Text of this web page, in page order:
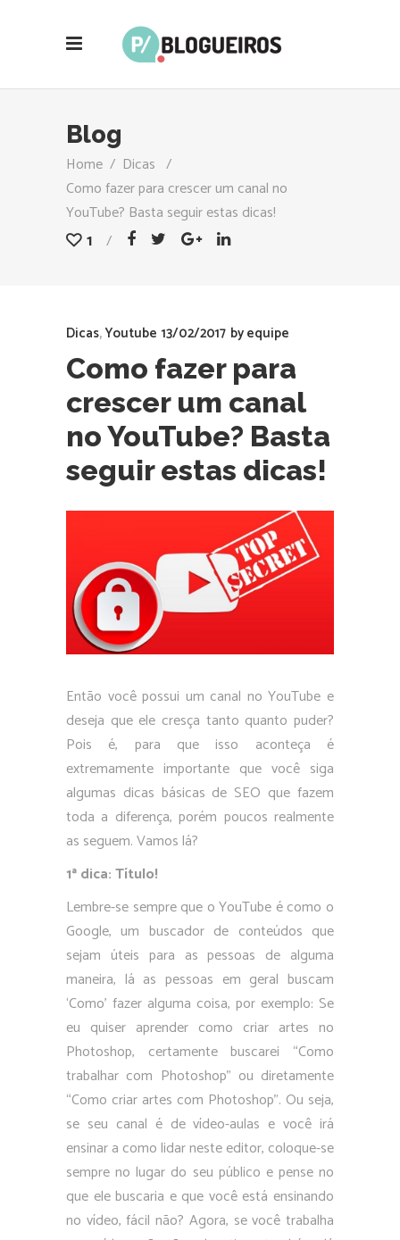
Blog
Home / Dicas /
Como fazer para crescer um canal no
YouTube? Basta seguir estas dicas!
1
Dicas,Youtube 13/02/2017 byequipe
Como fazer para
crescer um canal
no YouTube? Basta
seguir estas dicas!
Então você possui um canal no YouTube e
deseja que ele cresça tanto quanto puder?
Pois é, para que isso aconteça é
extremamente importante que você siga
algumas dicas básicas de SEO que fazem
toda a diferença, porém poucos realmente
as seguem. Vamos lá?
1ª dica: Título!
Lembre-se sempre que o YouTube é como o
Google, um buscador de conteúdos que
sejam úteis para as pessoas de alguma
maneira, lá as pessoas em geral buscam
‘Como’ fazer alguma coisa, por exemplo: Se
eu quiser aprender como criar artes no
Photoshop, certamente buscarei “Como
trabalhar com Photoshop” ou diretamente
“Como criar artes com Photoshop”. Ou seja,
se seu canal é de vídeo-aulas e você irá
ensinar a como lidar neste editor, coloque-se
sempre no lugar do seu público e pense no
que ele buscaria e que você está ensinando
no vídeo, fácil não? Agora, se você trabalha